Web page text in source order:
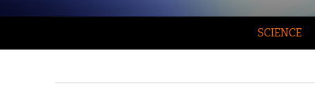
SCIENCE